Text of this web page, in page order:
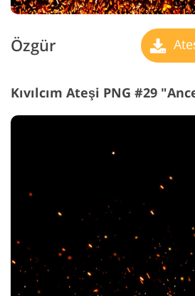
Özgür
Kıvılcım Ateşi PNG #29